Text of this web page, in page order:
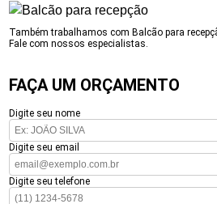
Também trabalhamos com Balcão para
Fale com nossos especialistas.
FAÇA UM ORÇAMENTO
Digite seu nome
Digite seu email
Digite seu telefone